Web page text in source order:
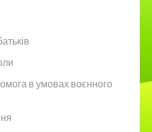
в умовах воєнного